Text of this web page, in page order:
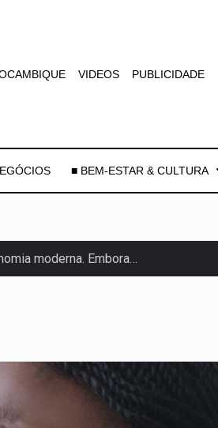
VIDEOS PUBLICIDADE
■ BEM-ESTAR & CULTURA
moderna. Embora…
de…
de Sam…
se…